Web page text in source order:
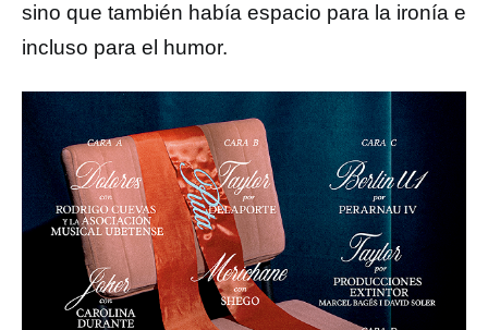
sino que también había espacio para la ironía e
incluso para el humor.